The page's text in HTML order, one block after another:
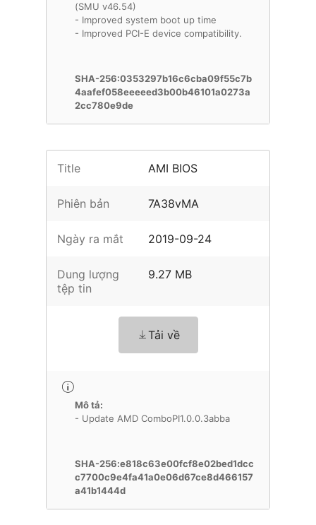
(SMU v46.54)
- Improved system boot up time
- Improved PCI-E device compatibility.
SHA-256:0353297b16c6cba09f55c7b
4aafef058eeeeed3b00b46101a0273a
2cc780e9de
Title AMI BIOS
Phiên bản 7A38vMA
Ngày ra mắt 2019-09-24
Dung lượng
tệp tin
9.27 MB
Tải về
Mô tả:
- Update AMD ComboPI1.0.0.3abba
SHA-256:e818c63e00fcf8e02bed1dcc
c7700c9e4fa41a0e06d67ce8d466157
a41b1444d